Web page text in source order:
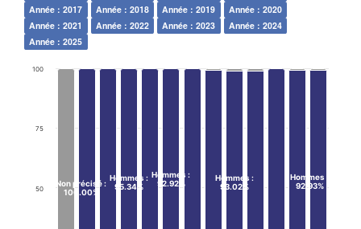
Année : 2017
Année : 2018 Année : 2019
Année : 2020
Année : 2021
Année : 2022 Année : 2023
Année : 2024
Année : 2025
50
75
100
Non précisé:
100.00%
Hommes :
95.34%
Hommes :
92.92%
Hommes :
93.02%
Hommes
92.93%